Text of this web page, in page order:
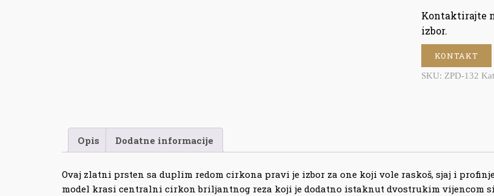
Kontaktirajte
izbor.
KONTAKT
SKU: ZPD-132
Opis Dodatne informacije
Ovaj zlatni prsten sa duplim redom cirkona pravi je izbor za one koji vole raskoš, sjaj i
model krasi centralni cirkon briljantnog reza koji je dodatno istaknut dvostrukim vijencom